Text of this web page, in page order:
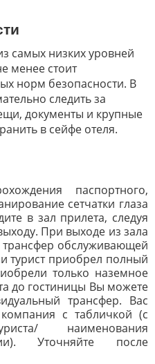
самых низких уровней
менее стоит
норм безопасности. В
следить за
документы и крупные
в сейфе отеля.
паспортного,
сетчатки глаза
в зал прилета, следуя
При выходе из зала
трансфер обслуживающей
турист приобрел полный
только наземное
до гостиницы Вы можете
трансфер. Вас
с табличкой (с
наименования
Уточняйте после